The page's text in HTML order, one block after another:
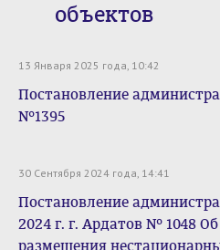
объектов
13 Января 2025 года, 10:42
Постановление
№1395
30 Сентября 2024 года, 14:41
Постановление
2024 г. г. Ардатов № 1048
размещения